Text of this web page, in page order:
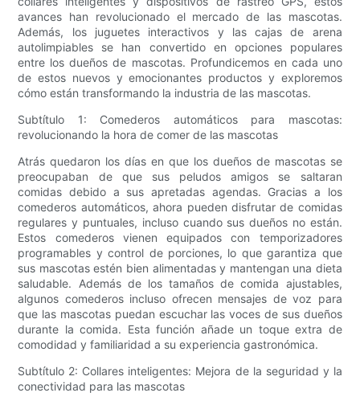
avances han revolucionado el mercado de las mascotas.
Además, los juguetes interactivos y las cajas de arena
autolimpiables se han convertido en opciones populares
entre los dueños de mascotas. Profundicemos en cada uno
de estos nuevos y emocionantes productos y exploremos
cómo están transformando la industria de las mascotas.
Subtítulo 1: Comederos automáticos para mascotas:
revolucionando la hora de comer de las mascotas
Atrás quedaron los días en que los dueños de mascotas se
preocupaban de que sus peludos amigos se saltaran
comidas debido a sus apretadas agendas. Gracias a los
comederos automáticos, ahora pueden disfrutar de comidas
regulares y puntuales, incluso cuando sus dueños no están.
Estos comederos vienen equipados con temporizadores
programables y control de porciones, lo que garantiza que
sus mascotas estén bien alimentadas y mantengan una dieta
saludable. Además de los tamaños de comida ajustables,
algunos comederos incluso ofrecen mensajes de voz para
que las mascotas puedan escuchar las voces de sus dueños
durante la comida. Esta función añade un toque extra de
comodidad y familiaridad a su experiencia gastronómica.
Subtítulo 2: Collares inteligentes: Mejora de la seguridad y la
conectividad para las mascotas